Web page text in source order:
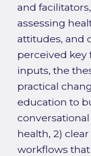
and
assessing
attitudes, and
perceived key
inputs, the
practical
education to
health, 2)
workflows